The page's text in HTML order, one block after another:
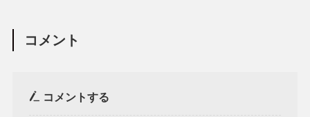
コメント
コメントする